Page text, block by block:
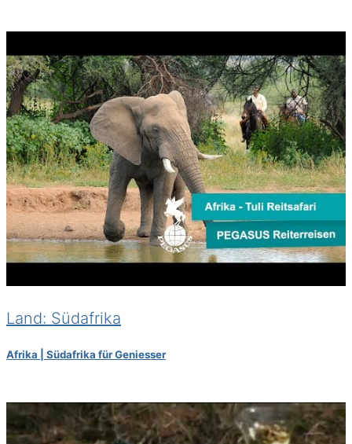
Land: Südafrika
Afrika | Südafrika für Geniesser